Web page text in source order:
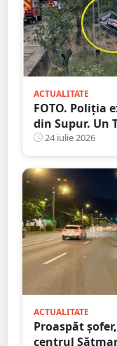
ACTUALITATE
FOTO. Poliția
din Supur. Un
șanț24 iulie 2026
ACTUALITATE
Proaspăt
centrul